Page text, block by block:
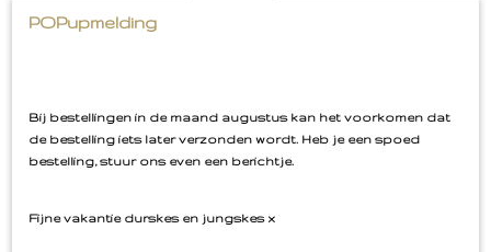
POPupmelding
Bij bestellingen in de maand augustus kan het voorkomen dat
de bestelling iets later verzonden wordt. Heb je een spoed
bestelling, stuur ons even een berichtje.
Fijne vakantie durskes en jungskes x